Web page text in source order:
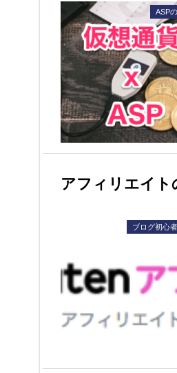
ASP
アフィリエイ
ブログ初心